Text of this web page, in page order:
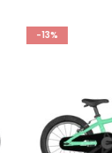
-7%